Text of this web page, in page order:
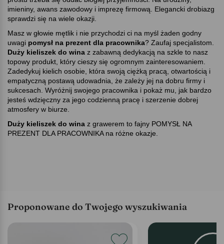
imieniny, awans zawodowy i imprezę firmową. Elegancki drobiazg
sprawdzi się na wiele okazji.
Masz w głowie mętlik i nie przychodzi ci na myśl żaden godny
uwagi pomysł na prezent dla pracownikaZaufaj specjalistom.
Duży kieliszek do wina z zabawną dedykacją na szkle to nasz
topowy produkt, który cieszy się ogromnym zainteresowaniem.
Zadedykuj kielich osobie, która swoją ciężką pracą, otwartością i
empatyczną postawą udowadnia, że zależy jej na dobru firmy i
sukcesach. Wyróżnij swojego pracownika i pokaż mu, jak bardzo
jesteś wdzięczny za jego codzienną pracę i szerzenie dobrej
atmosfery w biurze.
Duży kieliszek do wina z grawerem to fajny POMYSŁ NA
PREZENT DLA PRACOWNIKA na różne okazje.
Proponowane do Twojego wyszukiwania